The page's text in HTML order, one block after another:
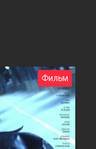
Фильм